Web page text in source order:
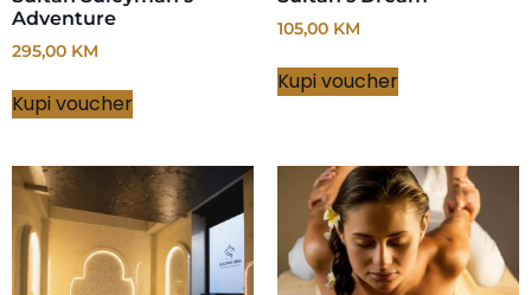
Adventure
295,00 KM
Kupi voucher
105,00 KM
Kupi voucher